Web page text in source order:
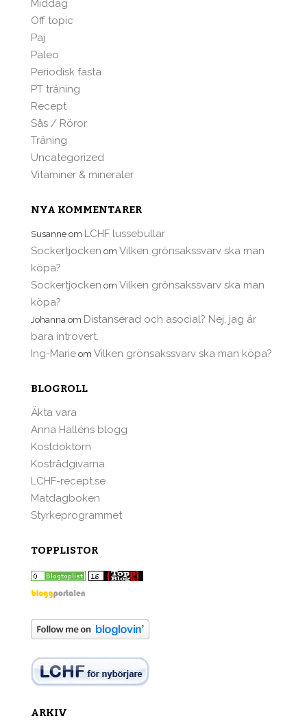
Middag
Off topic
Paj
Paleo
Periodisk fasta
PT träning
Recept
Sås / Röror
Träning
Uncategorized
Vitaminer & mineraler
NYA KOMMENTARER
Susanne om LCHF lussebullar
Sockertjocken om Vilken grönsakssvarv ska man
köpa?
Sockertjocken om Vilken grönsakssvarv ska man
köpa?
Johanna om Distanserad och asocial? Nej, jag är
bara introvert.
Ing-Marie om Vilken grönsakssvarv ska man köpa?
BLOGROLL
Äkta vara
Anna Halléns blogg
Kostdoktorn
Kostrådgivarna
LCHF-recept.se
Matdagboken
Styrkeprogrammet
TOPPLISTOR
ARKIV